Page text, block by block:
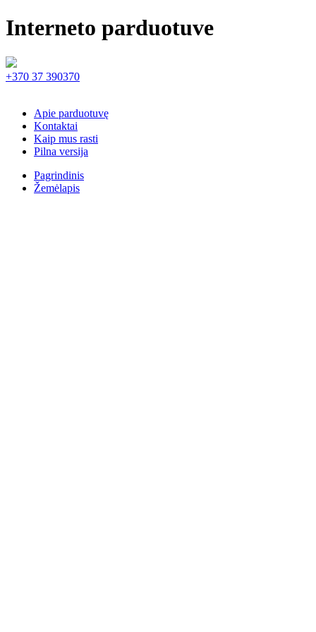
Interneto parduotuve
+370 37 390370
Apie parduotuvę
Kontaktai
Kaip mus rasti
Pilna versija
Pagrindinis
Žemėlapis